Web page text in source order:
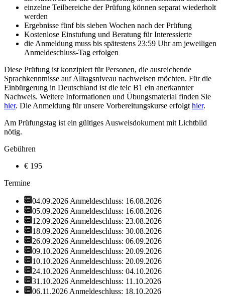
einzelne Teilbereiche der Prüfung können separat wiederholt
werden
Ergebnisse fünf bis sieben Wochen nach der Prüfung
Kostenlose Einstufung und Beratung für Interessierte
die Anmeldung muss bis spätestens 23:59 Uhr am jeweiligen
Anmeldeschluss-Tag erfolgen
Diese Prüfung ist konzipiert für Personen, die ausreichende
Sprachkenntnisse auf Alltagsniveau nachweisen möchten. Für die
Einbürgerung in Deutschland ist die telc B1 ein anerkannter
Nachweis. Weitere Informationen und Übungsmaterial finden Sie
hier. Die Anmeldung für unsere Vorbereitungskurse erfolgt hier.
Am Prüfungstag ist ein gültiges Ausweisdokument mit Lichtbild
nötig.
Gebühren
€ 195
Termine
04.09.2026 Anmeldeschluss: 16.08.2026
05.09.2026 Anmeldeschluss: 16.08.2026
12.09.2026 Anmeldeschluss: 23.08.2026
18.09.2026 Anmeldeschluss: 30.08.2026
26.09.2026 Anmeldeschluss: 06.09.2026
09.10.2026 Anmeldeschluss: 20.09.2026
10.10.2026 Anmeldeschluss: 20.09.2026
24.10.2026 Anmeldeschluss: 04.10.2026
31.10.2026 Anmeldeschluss: 11.10.2026
06.11.2026 Anmeldeschluss: 18.10.2026